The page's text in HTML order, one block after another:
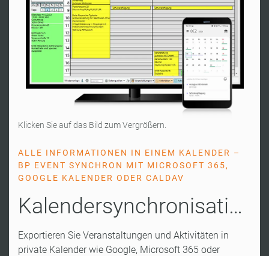
Klicken Sie auf das Bild zum Vergrößern.
ALLE INFORMATIONEN IN EINEM KALENDER –
BP EVENT SYNCHRON MIT MICROSOFT 365,
GOOGLE KALENDER ODER CALDAV
Kalendersynchronisation
Exportieren Sie Veranstaltungen und Aktivitäten in
private Kalender wie Google, Microsoft 365 oder